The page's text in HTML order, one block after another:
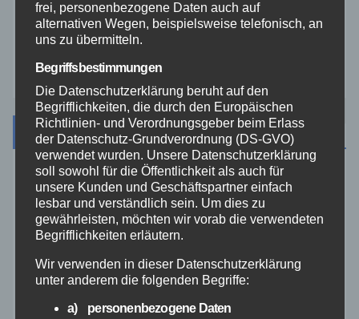
Westerwald
Zoll
Archiv
August 2026
Juli 2026
Juni 2026
Mai 2026
frei, personenbezogene Daten auch auf
alternativen Wegen, beispielsweise telefonisch, an
uns zu übermitteln.
Begriffsbestimmungen
Die Datenschutzerklärung beruht auf den
Begrifflichkeiten, die durch den Europäischen
Richtlinien- und Verordnungsgeber beim Erlass
der Datenschutz-Grundverordnung (DS-GVO)
verwendet wurden. Unsere Datenschutzerklärung
soll sowohl für die Öffentlichkeit als auch für
unsere Kunden und Geschäftspartner einfach
lesbar und verständlich sein. Um dies zu
gewährleisten, möchten wir vorab die verwendeten
Begrifflichkeiten erläutern.
Wir verwenden in dieser Datenschutzerklärung
unter anderem die folgenden Begriffe:
a) personenbezogene Daten